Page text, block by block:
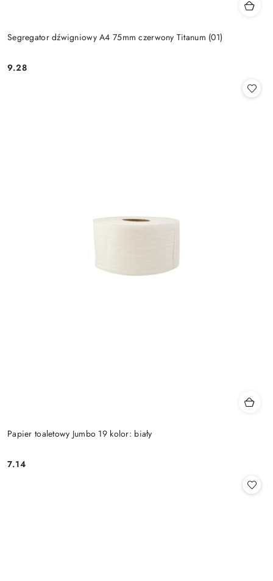
Segregator dźwigniowy A4 75mm czerwony Titanum (01)
Cena:
9.28
Papier toaletowy Jumbo 19 kolor: biały
Cena:
7.14